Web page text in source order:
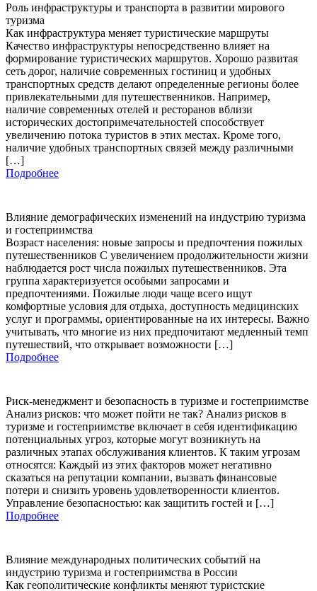
Роль инфраструктуры и транспорта в развитии мирового
туризма
Как инфраструктура меняет туристические маршруты
Качество инфраструктуры непосредственно влияет на
формирование туристических маршрутов. Хорошо развитая
сеть дорог, наличие современных гостиниц и удобных
транспортных средств делают определенные регионы более
привлекательными для путешественников. Например,
наличие современных отелей и ресторанов вблизи
исторических достопримечательностей способствует
увеличению потока туристов в этих местах. Кроме того,
наличие удобных транспортных связей между различными
[…]
Подробнее
Влияние демографических изменений на индустрию туризма
и гостеприимства
Возраст населения: новые запросы и предпочтения пожилых
путешественников С увеличением продолжительности жизни
наблюдается рост числа пожилых путешественников. Эта
группа характеризуется особыми запросами и
предпочтениями. Пожилые люди чаще всего ищут
комфортные условия для отдыха, доступность медицинских
услуг и программы, ориентированные на их интересы. Важно
учитывать, что многие из них предпочитают медленный темп
путешествий, что открывает возможности […]
Подробнее
Риск-менеджмент и безопасность в туризме и гостеприимстве
Анализ рисков: что может пойти не так? Анализ рисков в
туризме и гостеприимстве включает в себя идентификацию
потенциальных угроз, которые могут возникнуть на
различных этапах обслуживания клиентов. К таким угрозам
относятся: Каждый из этих факторов может негативно
сказаться на репутации компании, вызвать финансовые
потери и снизить уровень удовлетворенности клиентов.
Управление безопасностью: как защитить гостей и […]
Подробнее
Влияние международных политических событий на
индустрию туризма и гостеприимства в России
Как геополитические конфликты меняют туристские